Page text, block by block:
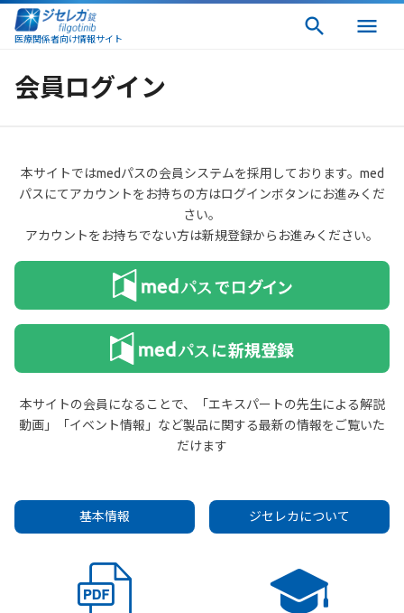
医療関係者向け情報サイト
会員ログイン
本サイトではmedパスの会員システムを採用しております。med
パスにてアカウントをお持ちの方はログインボタンにお進みくだ
さい。
アカウントをお持ちでない方は新規登録からお進みください。
本サイトの会員になることで、「エキスパートの先生による解説
動画」「イベント情報」など製品に関する最新の情報をご覧いた
だけます
基本情報 ジセレカについて